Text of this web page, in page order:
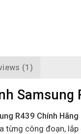
(1)
Samsung
R439 Chính Hãng
từng công đoạn, lắp